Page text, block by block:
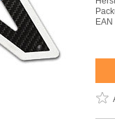
EAN